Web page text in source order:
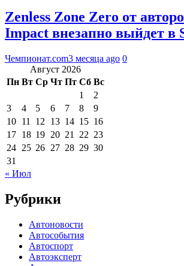
Zenless Zone Zero от
Impact внезапно выйдет в
Чемпионат.com3 месяца ago 0
Август 2026
Пн Вт Ср Чт Пт Сб Вс
1
2
3
4 5 6 7 8
9
10 11 12 13 14 15 16
17 18 19 20 21 22 23
24 25 26 27 28 29 30
31
« Июл
Рубрики
Автоновости
Автособытия
Автоспорт
Автоэксперт